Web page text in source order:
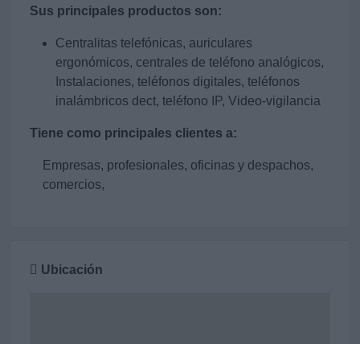
Sus principales productos son:
Centralitas telefónicas, auriculares
ergonómicos, centrales de teléfono analógicos,
Instalaciones, teléfonos digitales, teléfonos
inalámbricos dect, teléfono IP, Video-vigilancia
Tiene como principales clientes a:
Empresas, profesionales, oficinas y despachos,
comercios,
Ubicación